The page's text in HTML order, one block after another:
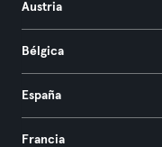
Austria
Bélgica
España
Francia